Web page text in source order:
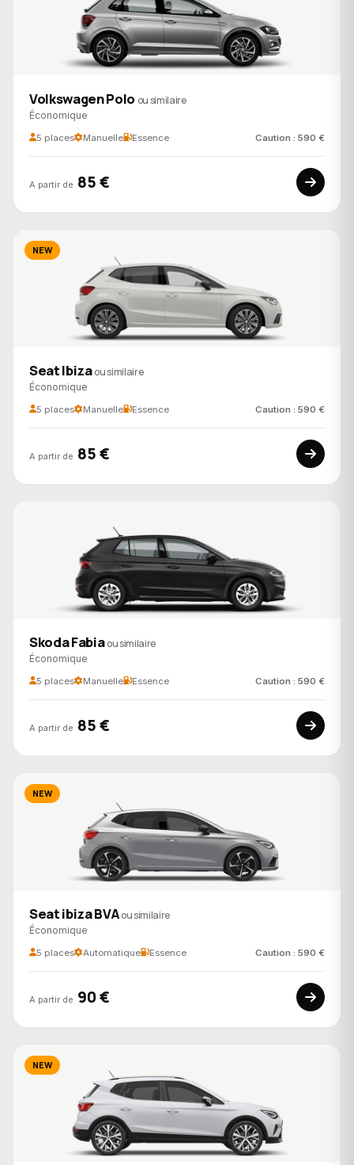
Volkswagen Polo ou similaire
Économique
5 places Manuelle Essence Caution : 590 €
A partir de 85 €
NEW
Seat Ibizaou similaire
Économique
5 places Manuelle Essence Caution : 590 €
A partir de 85 €
Skoda Fabiaou similaire
Économique
5 places Manuelle Essence Caution : 590 €
A partir de 85 €
NEW
Seat ibiza BVAou similaire
Économique
5 places Automatique Essence Caution : 590 €
A partir de 90 €
NEW